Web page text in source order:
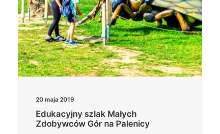
20 maja 2019
Edukacyjny szlak Małych
Zdobywców Gór na Palenicy